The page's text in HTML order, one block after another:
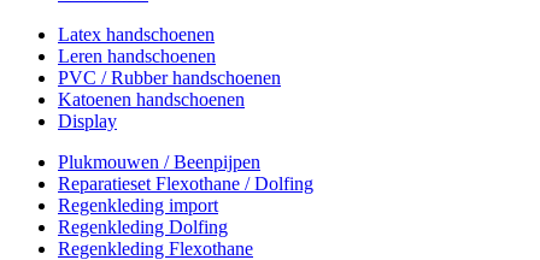
Latex handschoenen
Leren handschoenen
PVC / Rubber handschoenen
Katoenen handschoenen
Display
Plukmouwen / Beenpijpen
Reparatieset Flexothane / Dolfing
Regenkleding import
Regenkleding Dolfing
Regenkleding Flexothane